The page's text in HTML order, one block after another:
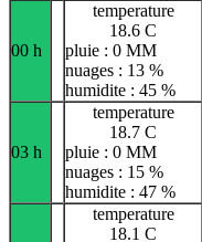
00 h
temperature
18.6 C
pluie : 0 MM
nuages : 13 %
humidite : 45 %
03 h
temperature
18.7 C
pluie : 0 MM
nuages : 15 %
humidite : 47 %
temperature
18.1 C